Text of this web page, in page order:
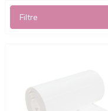
Filtre